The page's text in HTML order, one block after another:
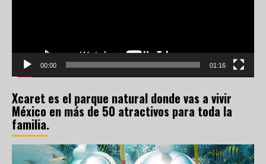
00:00 01:16
Xcaret es el parque natural donde vas a vivir
México en más de 50 atractivos para toda la
familia.